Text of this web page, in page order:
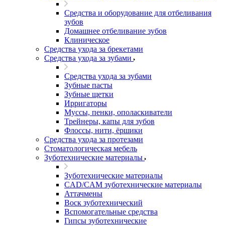
Средства и оборудование для отбеливания
зубов
Домашнее отбеливание зубов
Клиническое
Средства ухода за брекетами
Средства ухода за зубами
Средства ухода за зубами
Зубные пасты
Зубные щетки
Ирригаторы
Муссы, пенки, ополаскиватели
Трейнеры, капы для зубов
Флоссы, нити, ёршики
Средства ухода за протезами
Стоматологическая мебель
Зуботехнические материалы
Зуботехнические материалы
CAD/CAM зуботехнические материалы
Аттачмены
Воск зуботехнический
Вспомогательные средства
Гипсы зуботехнические